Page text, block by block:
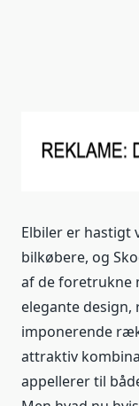
Elbiler er hastigt
bilkøbere, og
af de foretrukne
elegante
imponerende
attraktiv
appellerer til